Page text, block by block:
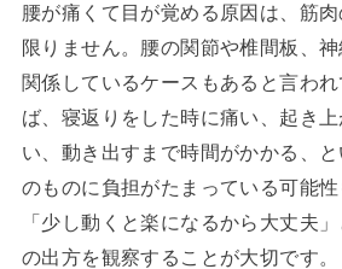
腰が痛くて目が覚める原因は、筋
限りません。腰の関節や椎間板、
関係しているケースもあると言われ
ば、寝返りをした時に痛い、起き
い、動き出すまで時間がかかる、
のものに負担がたまっている可能性
「少し動くと楽になるから大丈夫
の出方を観察することが大切です。